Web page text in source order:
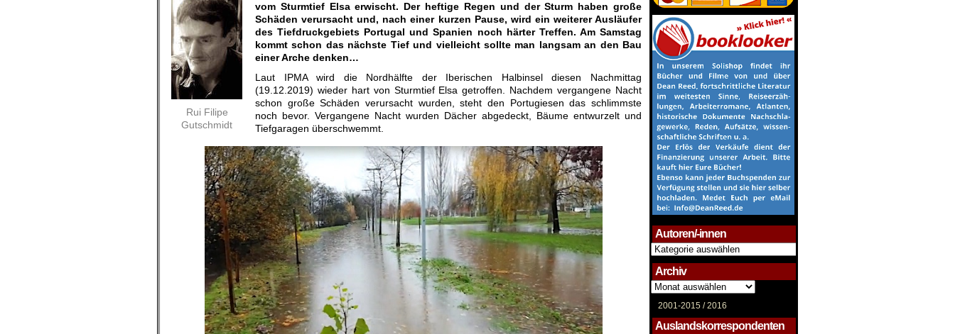
Rui Filipe
Gutschmidt
vom Sturmtief Elsa erwischt. Der heftige Regen und der Sturm haben große
Schäden verursacht und, nach einer kurzen Pause, wird ein weiterer Ausläufer
des Tiefdruckgebiets Portugal und Spanien noch härter Treffen. Am Samstag
kommt schon das nächste Tief und vielleicht sollte man langsam an den Bau
einer Arche denken…
Laut IPMA wird die Nordhälfte der Iberischen Halbinsel diesen Nachmittag
(19.12.2019) wieder hart von Sturmtief Elsa getroffen. Nachdem vergangene Nacht
schon große Schäden verursacht wurden, steht den Portugiesen das schlimmste
noch bevor. Vergangene Nacht wurden Dächer abgedeckt, Bäume entwurzelt und
Tiefgaragen überschwemmt.
Autoren/-innen
Autoren/-
innen
Archiv
Archiv
2001-2015 /2016
Auslandskorrespondenten